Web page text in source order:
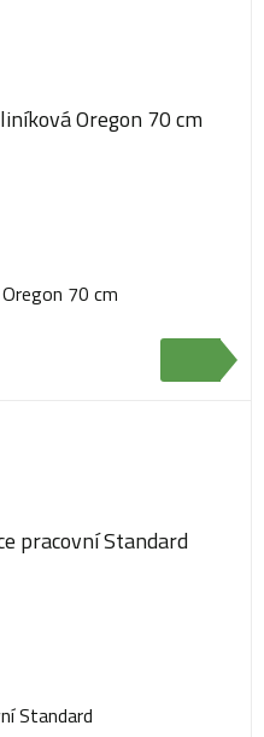
70 cm
Standard